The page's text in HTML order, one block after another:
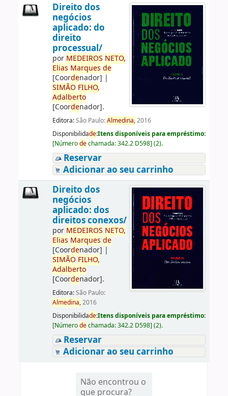
Direito dos
negócios
aplicado: do
direito
processual/
por MEDEIROS NETO,
Elias Marques de
[Coordenador] |
SIMÃO FILHO,
Adalberto
[Coordenador].
Editora:São Paulo:Almedina,2016
Disponibilidade:Itens disponíveis para empréstimo:
[Númerodechamada:342.2 D598] (2).
Reservar
Adicionar ao seu carrinho
Direito dos
negócios
aplicado: dos
direitos conexos/
por MEDEIROS NETO,
Elias Marques de
[Coordenador] |
SIMÃO FILHO,
Adalberto
[Coordenador].
Editora:São Paulo:
Almedina,2016
Disponibilidade:Itens disponíveis para empréstimo:
[Númerodechamada:342.2 D598] (2).
Reservar
Adicionar ao seu carrinho
Não encontrou o
que procura?